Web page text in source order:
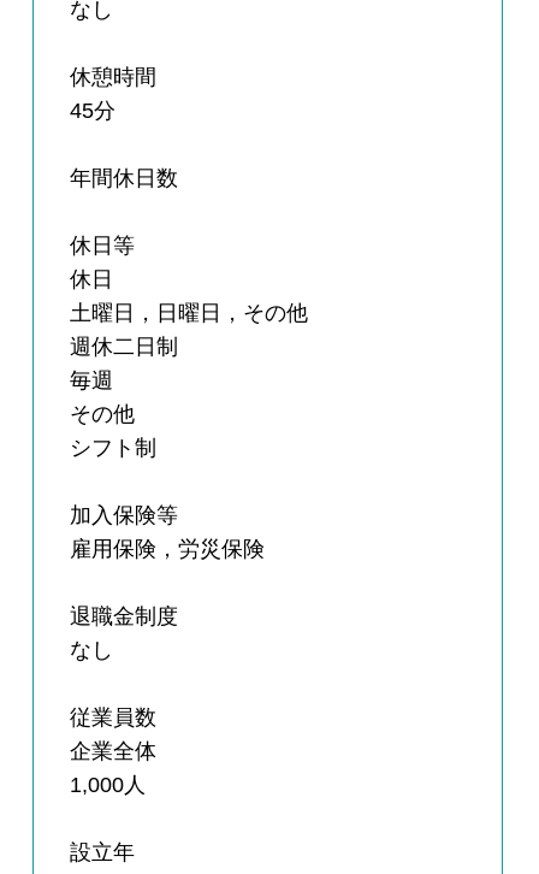
なし
休憩時間
45分
年間休日数
休日等
休日
土曜日，日曜日，その他
週休二日制
毎週
その他
シフト制
加入保険等
雇用保険，労災保険
退職金制度
なし
従業員数
企業全体
1,000人
設立年